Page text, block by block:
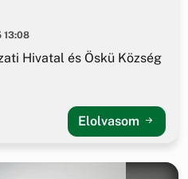
13:08
Hivatal és Öskü Község
Elolvasom